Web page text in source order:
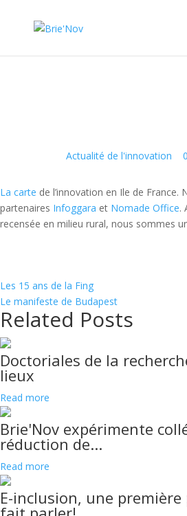
Actualité de l'innovation
La carte de l’innovation en Ile de France.
partenaires Infoggara et Nomade Office.
recensée en milieu rural, nous sommes
Les 15 ans de la Fing
Le manifeste de Budapest
Related Posts
Doctoriales de la
lieux
Read more
Brie'Nov expérimente
réduction de...
Read more
E-inclusion, une